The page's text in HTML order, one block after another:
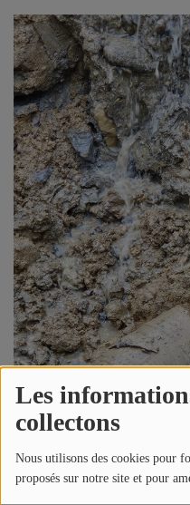
Les
collectons
Nous utilisons des cookies pour
proposés sur notre site et pour
PARTENAIRES
CONTACT